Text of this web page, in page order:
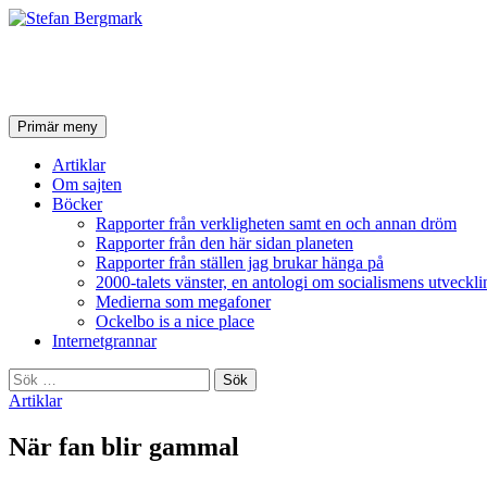
SökPrimär meny Hoppa
till
innehåll
Artiklar
Om sajten
Böcker
Rapporter från verkligheten samt en och annan dröm
Rapporter från den här sidan planeten
Rapporter från ställen jag brukar hänga på
2000-talets vänster, en antologi om socialismens
Medierna som megafoner
Ockelbo is a nice place
Internetgrannar
Sök
efter:
Artiklar
När fan blir gammal